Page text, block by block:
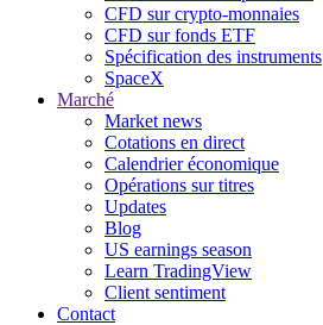
CFD sur crypto-monnaies
CFD sur fonds ETF
Spécification des instruments
SpaceX
Marché
Market news
Cotations en direct
Calendrier économique
Opérations sur titres
Updates
Blog
US earnings season
Learn TradingView
Client sentiment
Contact